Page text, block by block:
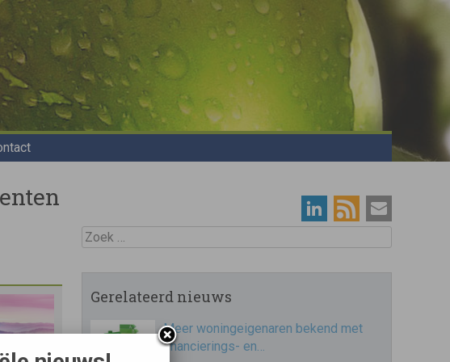
Zoek
Gerelateerd nieuws
Meer woningeigenaren bekend met
financierings- en…